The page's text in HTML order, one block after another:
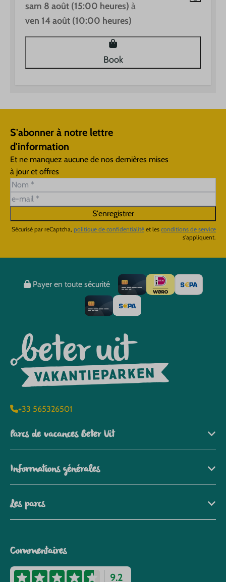
sam 8 août (15:00 heures) à
ven 14 août (10:00 heures)
Book
S'abonner à notre lettre
d'information
Et ne manquez aucune de nos dernières mises
à jour et offres
S'enregistrer
Sécurisé par reCaptcha, politique de confidentialité et les conditions de service
s'appliquent.
Payer en toute sécurité
+33 565326501
Parcs de vacances Beter Uit
Informations générales
Les parcs
Commentaires
9.2